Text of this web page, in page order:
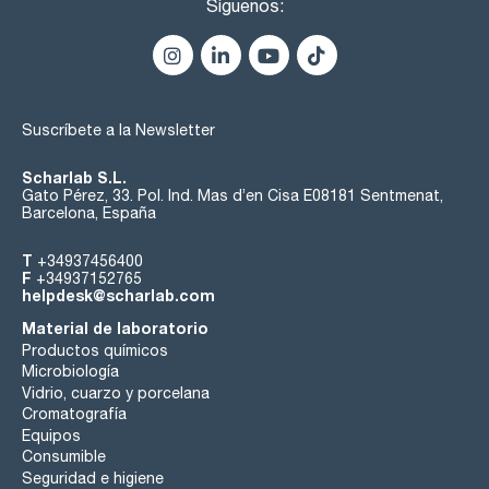
Síguenos:
Suscríbete a la Newsletter
Scharlab S.L.
Gato Pérez, 33. Pol. Ind. Mas d’en Cisa E08181 Sentmenat,
Barcelona, España
T +34937456400
F +34937152765
helpdesk@scharlab.com
Material de laboratorio
Productos químicos
Microbiología
Vidrio, cuarzo y porcelana
Cromatografía
Equipos
Consumible
Seguridad e higiene